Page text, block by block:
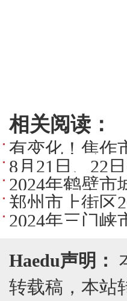
相关阅读：
有变化！焦作
8月21日、22
2024年鹤壁市
郑州市上街区
2024年三门峡
Haedu声明：
转载稿，本站